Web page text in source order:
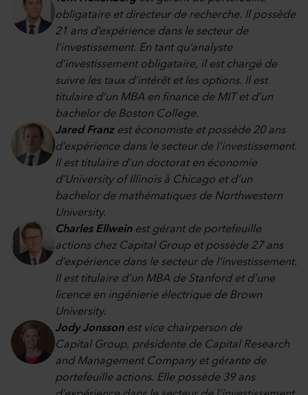
obligataire et directeur de recherche. Il possède
21 ans d’expérience dans le secteur de
l’investissement. En tant qu’analyste
d’investissement obligataire, il est chargé de
suivre les taux d’intérêt et les options. Il est
titulaire d’un MBA en finance de MIT et d’un
bachelor de Boston College.
Jared Franzest économiste et possède 20 ans
d’expérience dans le secteur de l’investissement.
Il est titulaire d’un doctorat en économie
d’University of Illinois à Chicago et d’un
bachelor de mathématiques de Northwestern
University.
Charles Ellweinest gérant de portefeuille
actions chez Capital Group et possède 27 ans
d’expérience dans le secteur de l’investissement.
Il est titulaire d’un MBA de Stanford et d’une
licence en ingénierie électrique de Brown
University.
Jody Jonssonest vice chairperson de
Capital Group, présidente de Capital Research
and Management Company et gérante de
portefeuille actions. Elle possède 39 ans